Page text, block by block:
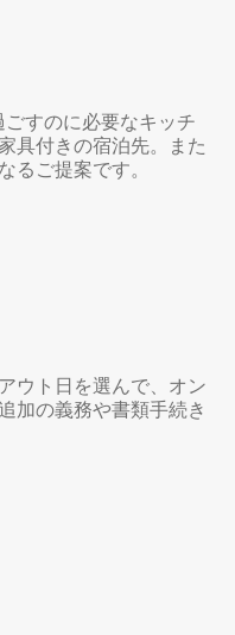
すのに必要なキッチ
具付きの宿泊先。また
るご提案です。
ウト日を選んで、オン
加の義務や書類手続き